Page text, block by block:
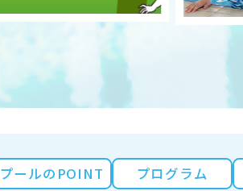
プールのPOINT プログラム